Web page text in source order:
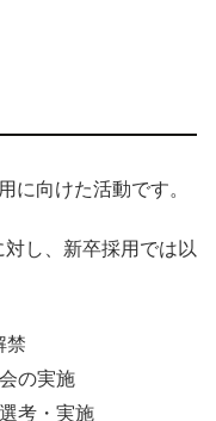
に向けた活動です。
し、新卒採用では以
禁
の実施
考・実施